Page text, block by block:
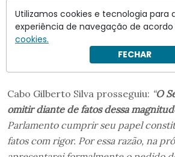
Cabo Gilberto Silva prosseguiu: “O
omitir diante de fatos dessa
Parlamento cumprir seu papel
fatos com rigor. Por essa razão, na
Utilizamos cookies e tecnologia para
experiência de navegação de
cookies.
FECHAR